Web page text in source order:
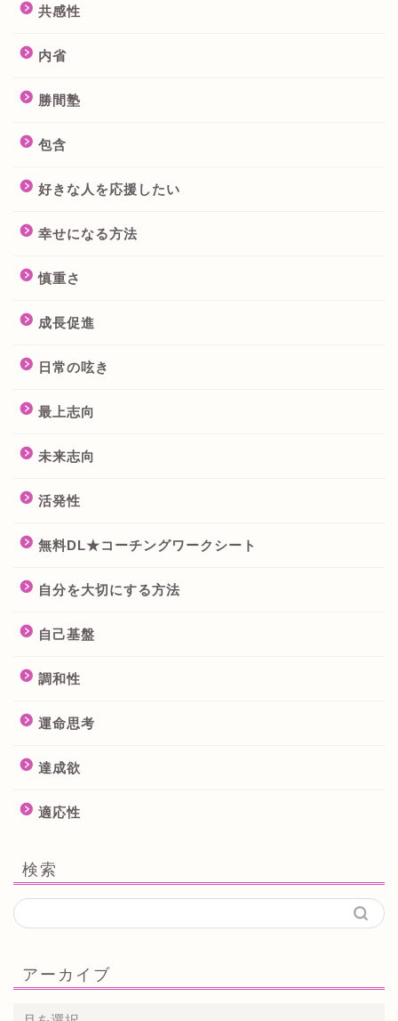
共感性
内省
勝間塾
包含
好きな人を応援したい
幸せになる方法
慎重さ
成長促進
日常の呟き
最上志向
未来志向
活発性
無料DL★コーチングワークシート
自分を大切にする方法
自己基盤
調和性
運命思考
達成欲
適応性
検索
アーカイブ